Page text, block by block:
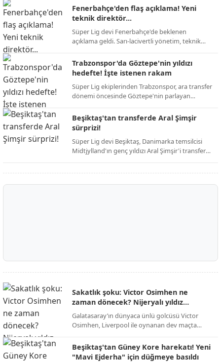
Futbolseverlerin merakla beklediği kritik hazırlık
mücadelesinin yayın kanalı, başlama saati ve
muhtemel kadro detayları netleşti.
Fenerbahçe'den flaş açıklama! Yeni
teknik direktör...
Süper Lig devi Fenerbahçe'de beklenen
açıklama geldi. Sarı-lacivertli yönetim, teknik
ardından resmi duyuruyu yaptı. Taraftarların
günlerdir merakla beklediği isim netleşti.
Trabzonspor'da Göztepe'nin yıldızı
hedefte! İşte istenen rakam
Süper Lig ekiplerinden Trabzonspor, ara transfer
dönemi öncesinde Göztepe'nin parlayan
Bordo-mavili yönetimin, iddialı bir kadro kurma
hedefi doğrultusunda girişimlerini hızlandırdığı
öğrenildi.
Beşiktaş'tan transferde Aral Şimşir
sürprizi!
Süper Lig devi Beşiktaş, Danimarka temsilcisi
Midtjylland'ın genç yıldızı Aral Şimşir'i transfer
Sakatlık şoku: Victor Osimhen ne
zaman dönecek? Nijeryalı yıldız
sessizliğini bozdu!
Galatasaray’ın dünyaca ünlü golcüsü Victor
Osimhen, Liverpool ile oynanan dev maçta
konuştu. Yıldız oyuncu, sahalardan uzak
kalacağı süreyi bizzat açıkladı.
Beşiktaş'tan Güney Kore harekatı! Yeni
"Mavi Ejderha" için düğmeye basıldı